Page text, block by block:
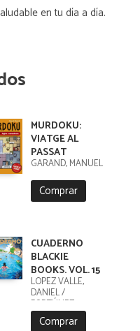
en tu día a día.
MURDOKU:
VIATGE AL
PASSAT
GARAND, MANUEL
Comprar
CUADERNO
BLACKIE
BOOKS. VOL. 15
LÓPEZ VALLE,
DANIEL /
FORTÚNEZ,
CRISTOBAL
Comprar